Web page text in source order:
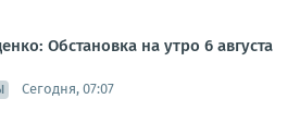
Обстановка на утро 6 августа
Сегодня, 07:07